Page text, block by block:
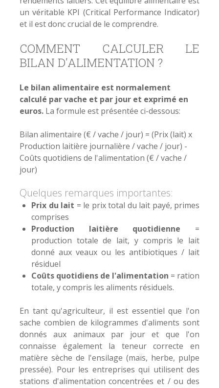
un véritable KPI (Critical Performance Indicator)
et il est donc crucial de le comprendre.
COMMENT CALCULER LE
BILAN D'ALIMENTATION ?
Le bilan alimentaire est normalement
calculé par vache et par jour et exprimé en
euros. La formule est présentée ci-dessous:
Bilan alimentaire (€ / vache / jour) = (Prix (lait) x
Production laitière journalière / vache / jour) -
Coûts quotidiens de l'alimentation (€ / vache /
jour)
Quelques remarques importantes:
Prix ​​du lait = le prix total du lait payé, primes
comprises
Production laitière quotidienne =
production totale de lait, y compris le lait
donné aux veaux ou les antibiotiques / lait
résiduel
Coûts quotidiens de l'alimentation = ration
totale, y compris les aliments résiduels.
En tant qu'agriculteur, il est essentiel que l'on
sache combien de kilogrammes d'aliments sont
donnés aux animaux par jour et que l'on
connaisse également la teneur correcte en
matière sèche de l'ensilage (maïs, herbe, pulpe
pressée). Pour les entreprises qui utilisent des
stations d'alimentation concentrées et / ou des